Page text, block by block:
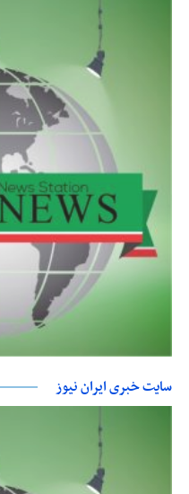
سایت خبری ایران نیوز